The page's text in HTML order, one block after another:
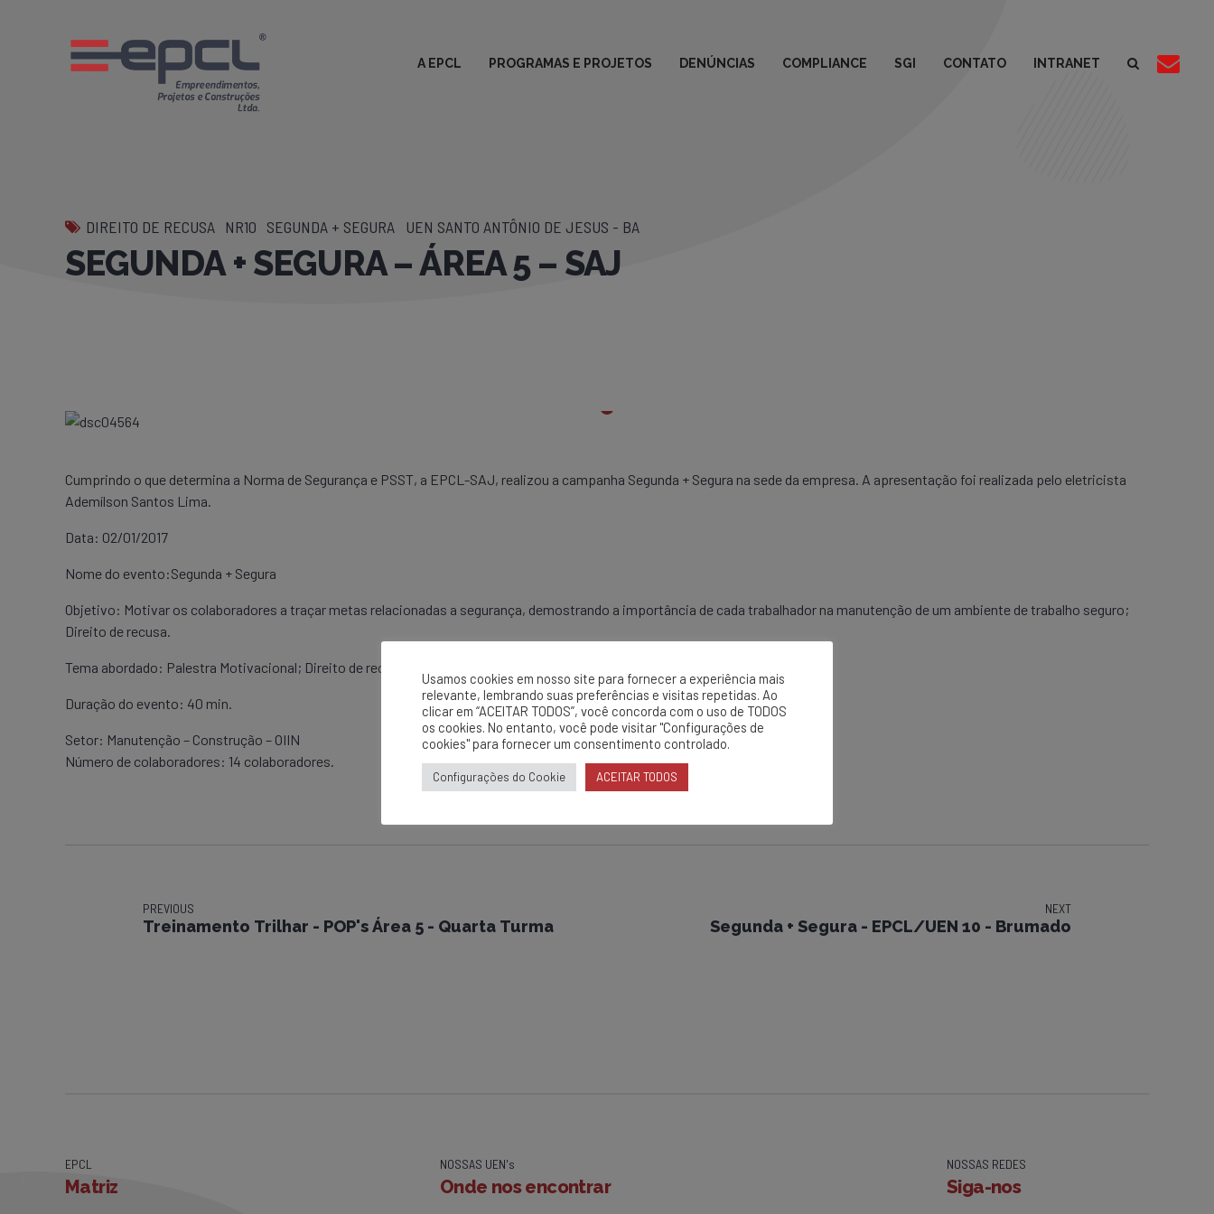
A EPCL PROGRAMAS E PROJETOS DENÚNCIAS COMPLIANCE SGI CONTATO INTRANET
DIREITO DE RECUSA NR10 SEGUNDA + SEGURA UEN SANTO ANTÔNIO DE JESUS - BA
SEGUNDA + SEGURA – ÁREA 5 – SAJ
Cumprindo o que determina a Norma de Segurança e PSST, a EPCL-SAJ, realizou a campanha Segunda + Segura na sede da empresa. A apresentação foi realizada pelo eletricista
Ademílson Santos Lima.
Data: 02/01/2017
Nome do evento:Segunda + Segura
Objetivo: Motivar os colaboradores a traçar metas relacionadas a segurança, demostrando a importância de cada trabalhador na manutenção de um ambiente de trabalho seguro;
Direito de recusa.
Tema abordado: Palestra Motivacional; Direito de recusa.
Duração do evento: 40 min.
Setor: Manutenção – Construção – OIIN
Número de colaboradores: 14 colaboradores.
PREVIOUS
Treinamento Trilhar - POP's Área 5 - Quarta Turma
NEXT
Segunda + Segura - EPCL/UEN 10 - Brumado
EPCL
Matriz
NOSSAS UEN's
Onde nos encontrar
NOSSAS REDES
Siga-nos
Usamos cookies em nosso site para fornecer a experiência mais
relevante, lembrando suas preferências e visitas repetidas. Ao
clicar em “ACEITAR TODOS”, você concorda com o uso de TODOS
os cookies. No entanto, você pode visitar "Configurações de
cookies" para fornecer um consentimento controlado.
Configurações do Cookie ACEITAR TODOS